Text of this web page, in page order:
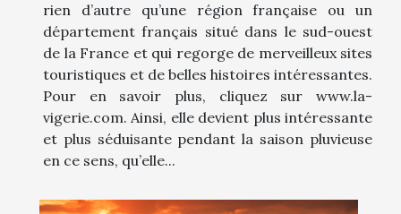
rien d’autre qu’une région française ou un
département français situé dans le sud-ouest
de la France et qui regorge de merveilleux sites
touristiques et de belles histoires intéressantes.
Pour en savoir plus, cliquez sur www.la-
vigerie.com. Ainsi, elle devient plus intéressante
et plus séduisante pendant la saison pluvieuse
en ce sens, qu’elle...